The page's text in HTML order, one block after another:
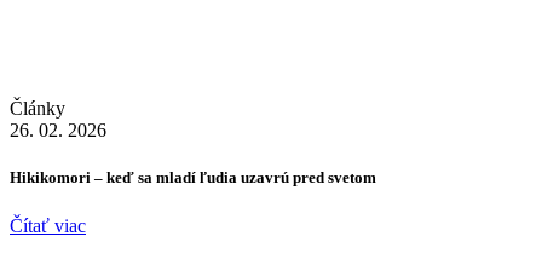
Články
26. 02. 2026
Hikikomori – keď sa mladí ľudia uzavrú pred svetom
Čítať viac